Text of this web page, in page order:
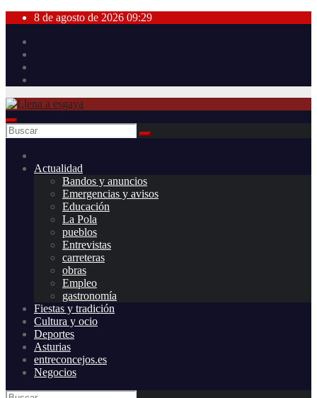
Saltar
contenido
8 de agosto de 2026 09:29
Actualidad
Bandos y anuncios
Emergencias y avisos
Educación
La Pola
pueblos
Entrevistas
carreteras
obras
Empleo
gastronomía
Fiestas y tradición
Cultura y ocio
Deportes
Asturias
entreconcejos.es
Negocios